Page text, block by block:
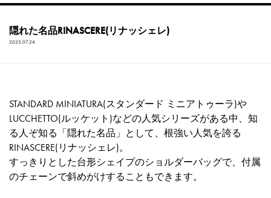
隠れた名品RINASCERE(リナッシェレ)
2025.07.24
STANDARD MINIATURA(スタンダード ミニアトゥーラ)や
LUCCHETTO(ルッケット)などの人気シリーズがある中、知
る人ぞ知る「隠れた名品」として、根強い人気を誇る
RINASCERE(リナッシェレ)。
すっきりとした台形シェイプのショルダーバッグで、付属
のチェーンで斜めがけすることもできます。